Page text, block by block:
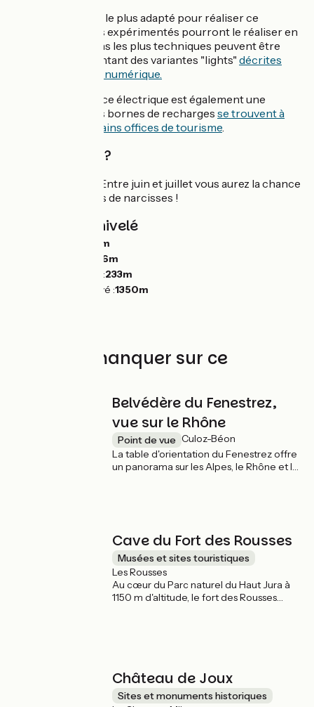
Le VTT est le vélo le plus adapté pour réaliser ce
parcours. Les plus expérimentés pourront le réaliser en
, les sections les plus techniques peuvent être
évitées en empruntant des variantes "lights" décrites
dans le topoguide numérique.
Le VTT à assistance électrique est également une
solution, plusieurs bornes de recharges se trouvent à
l'intérieur de certains offices de tourisme.
Quand partir ?
D'avril à octobre. Entre juin et juillet vous aurez la chance
de voir les champs de narcisses !
Pentes et dénivelé
7889m
7986m
Point le plus bas :233m
Point le plus élevé :1350m
À ne pas manquer sur ce
Belvédère du Fenestrez,
vue sur le Rhône
Point de vue Culoz-Béon
La table d'orientation du Fenestrez offre
un panorama sur les Alpes, le Rhône et le
Cave du Fort des Rousses
Musées et sites touristiques
Les Rousses
Au cœur du Parc naturel du Haut Jura à
1150 m d'altitude, le fort des Rousses
étaient conçues pour abriter 3500
soldats.
Château de Joux
Sites et monuments historiques